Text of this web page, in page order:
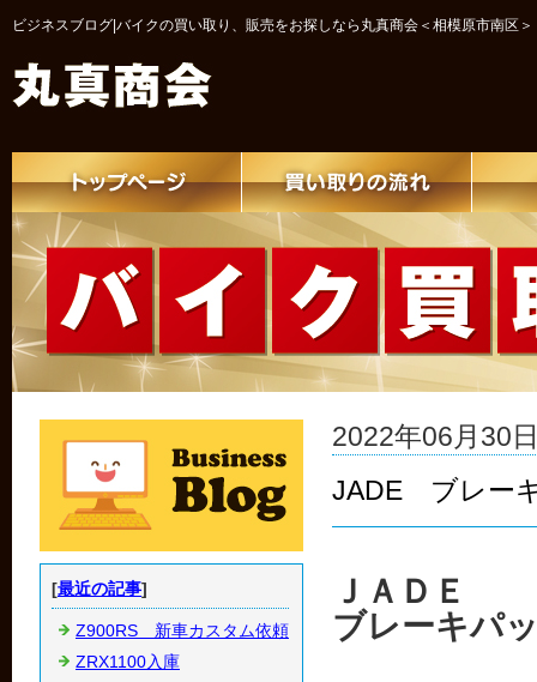
ビジネスブログ|バイクの買い取り、販売をお探しなら丸真商会＜相模原市南区＞
2022年06月30
JADE ブレー
ＪＡＤＥ
ブレーキパ
[最近の記事]
Z900RS 新車カスタム依頼
ZRX1100入庫